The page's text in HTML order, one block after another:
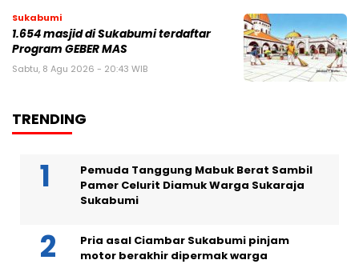
Sukabumi
1.654 masjid di Sukabumi terdaftar
Program GEBER MAS
Sabtu, 8 Agu 2026 - 20:43 WIB
TRENDING
Pemuda Tanggung Mabuk Berat Sambil
Pamer Celurit Diamuk Warga Sukaraja
Sukabumi
Pria asal Ciambar Sukabumi pinjam
motor berakhir dipermak warga